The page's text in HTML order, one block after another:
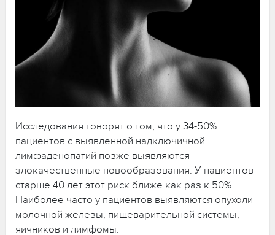
Исследования говорят о том, что у 34-50%
пациентов с выявленной надключичной
лимфаденопатий позже выявляются
злокачественные новообразования. У пациентов
старше 40 лет этот риск ближе как раз к 50%.
Наиболее часто у пациентов выявляются опухоли
молочной железы, пищеварительной системы,
яичников и лимфомы.